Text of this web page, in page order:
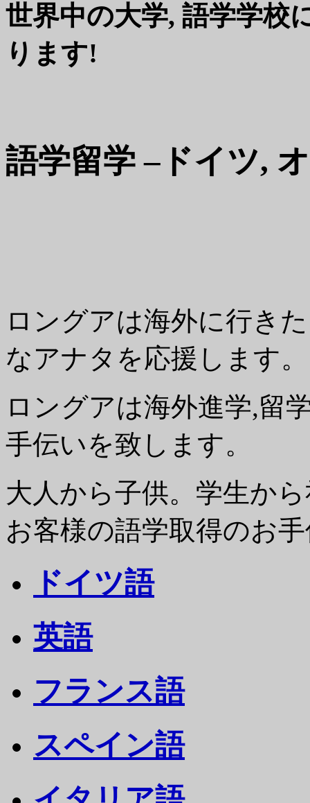
世界中の大学, 語学学校
ります!
語学留学 –ドイツ,
ロングアは海外に行き
なアナタを応援します。
ロングアは海外進学,留
手伝いを致します。
大人から子供。学生か
お客様の語学取得のお
ドイツ語
英語
フランス語
スペイン語